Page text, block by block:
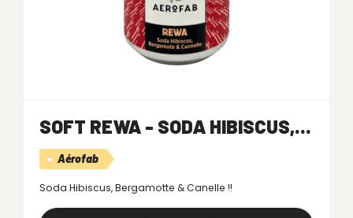
SOFT REWA - SODA HIBISCUS,...
Aérofab
Soda Hibiscus, Bergamotte & Canelle !!